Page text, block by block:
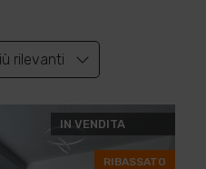
rilevanti
IN VENDITA
RIBASSATO